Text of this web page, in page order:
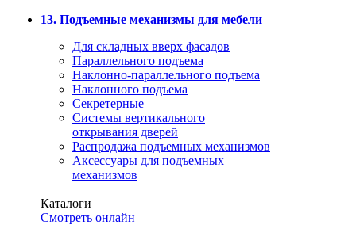
13. Подъемные механизмы для мебели
Для складных вверх фасадов
Параллельного подъема
Наклонно-параллельного подъема
Наклонного подъема
Секретерные
Системы вертикального
открывания дверей
Распродажа подъемных механизмов
Аксессуары для подъемных
механизмов
Каталоги
Смотреть онлайн